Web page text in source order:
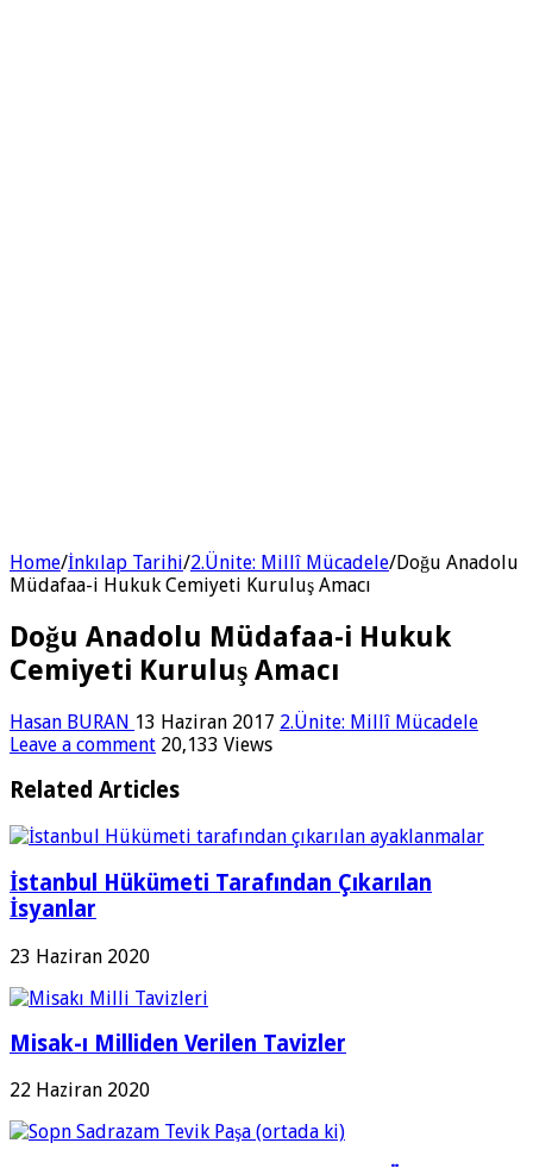
Home/İnkılap Tarihi/2.Ünite: Millî Mücadele/Doğu Anadolu
Müdafaa-i Hukuk Cemiyeti Kuruluş Amacı
Doğu Anadolu Müdafaa-i Hukuk
Cemiyeti Kuruluş Amacı
Hasan BURAN 13 Haziran 2017 2.Ünite: Millî Mücadele
Leave a comment 20,133 Views
Related Articles
İstanbul Hükümeti Tarafından Çıkarılan
İsyanlar
23 Haziran 2020
Misak-ı Milliden Verilen Tavizler
22 Haziran 2020